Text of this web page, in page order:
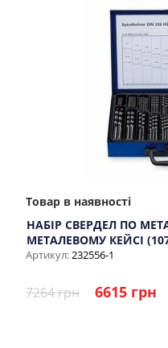
Товар в наявності
НАБІР СВЕРДЕЛ ПО
МЕТАЛЕВОМУ КЕЙСІ
Артикул:232556-1
7264 грн 6615 грн